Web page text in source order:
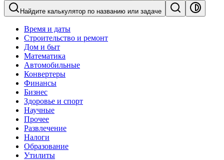
Найдите калькулятор по названию или задаче
Время и даты
Строительство и ремонт
Дом и быт
Математика
Автомобильные
Конвертеры
Финансы
Бизнес
Здоровье и спорт
Научные
Прочее
Развлечение
Налоги
Образование
Утилиты